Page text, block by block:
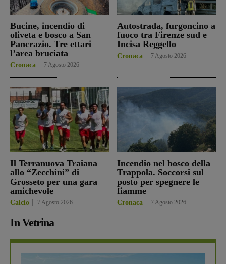
Bucine, incendio di
oliveta e bosco a San
Pancrazio. Tre ettari
l’area bruciata
Cronaca 7 Agosto 2026
Autostrada, furgoncino a
fuoco tra Firenze sud e
Incisa Reggello
Cronaca 7 Agosto 2026
Il Terranuova Traiana
allo “Zecchini” di
Grosseto per una gara
amichevole
Calcio 7 Agosto 2026
Incendio nel bosco della
Trappola. Soccorsi sul
posto per spegnere le
fiamme
Cronaca 7 Agosto 2026
In Vetrina